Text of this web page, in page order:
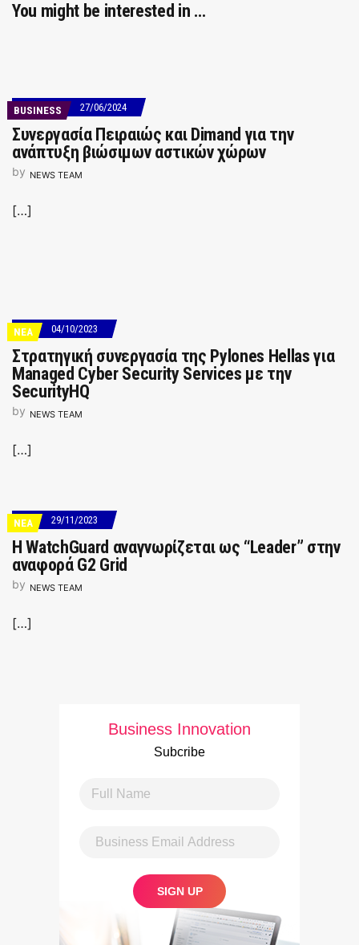
You might be interested in …
BUSINESS 27/06/2024
Συνεργασία Πειραιώς και Dimand για την
ανάπτυξη βιώσιμων αστικών χώρων
by NEWS TEAM
[…]
ΝΕΑ 04/10/2023
Στρατηγική συνεργασία της Pylones Hellas για
Managed Cyber Security Services με την
SecurityHQ
by NEWS TEAM
[…]
ΝΕΑ 29/11/2023
H WatchGuard αναγνωρίζεται ως “Leader” στην
αναφορά G2 Grid
by NEWS TEAM
[…]
Business Innovation
Subcribe